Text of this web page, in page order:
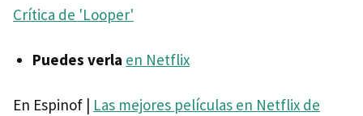
Crítica de 'Looper'
Puedes verla en Netflix
En Espinof | Las mejores películas en Netflix de